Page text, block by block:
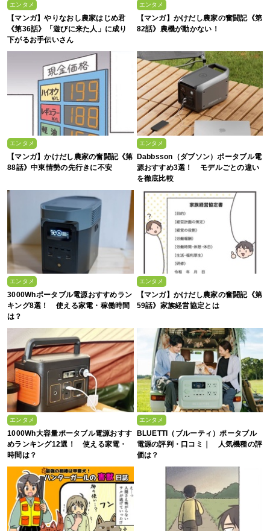
エンタメ
【マンガ】やりなおし農家はじめ君
《第36話》「遊びに来た人」に成り
下がるお手伝いさん
エンタメ
【マンガ】かけだし農家の奮闘記《第
82話》農機が動かない！
エンタメ
【マンガ】かけだし農家の奮闘記《第
88話》中東情勢の先行きに不安
エンタメ
Dabbsson（ダブソン）ポータブル電
源おすすめ3選！ モデルごとの違い
を徹底比較
エンタメ
3000Whポータブル電源おすすめラン
キング8選！ 使える家電・稼働時間
は？
エンタメ
【マンガ】かけだし農家の奮闘記《第
59話》家族経営協定とは
エンタメ
1000Wh大容量ポータブル電源おすす
めランキング12選！ 使える家電・
時間は？
エンタメ
BLUETTI（ブルーティ）ポータブル
電源の評判・口コミ｜ 人気機種の評
価は？